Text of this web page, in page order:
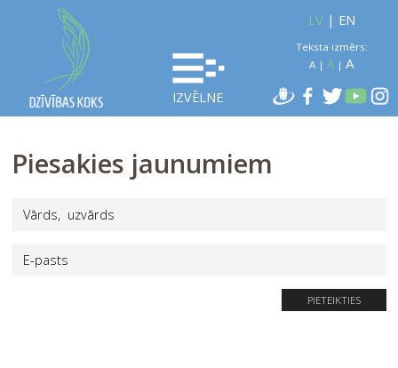
IZVĒLNE
LV| EN
Teksta izmērs:
A| A| A
Piesakies jaunumiem
PIETEIKTIES